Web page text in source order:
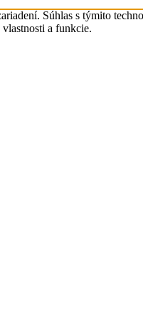
Súhlas s týmito
a funkcie.